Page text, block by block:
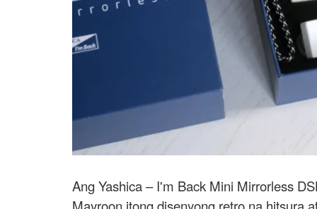
Ang Yashica – I'm Back Mini Mirrorless